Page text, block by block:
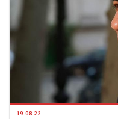
19.08.22